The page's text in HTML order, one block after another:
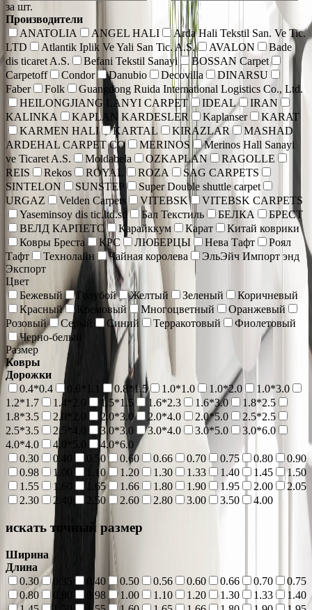
за шт.
Производители
ANATOLIA
ANGEL HALI
Arda Hali Tekstil San. Ve Tic.
LTD
Atlantik Iplik Ve Yali San Tic. A.S. AVALON
Bade
dis ticaret A.S.
Befani Tekstil Sanayi
BOSSAN Carpet
Carpetoff
Condor Danubio Decovilla
DINARSU
Faber
Folk
Guangdong Ruida International Logistics Co., Ltd.
HEILONGJIANG LANYI CARPET
IDEAL
IRAN
KALINKA
KAPLAN KARDESLER Kaplanser
KARAT
KARMEN HALI
KARTAL KIRAZLAR
MASHAD
ARDEHAL CARPET CO
MERINOS
Merinos Hall Sanayi
ve Ticaret A.S.
Moldabela OZKAPLAN
RAGOLLE
REIS
Rekos ROYAL ROZA
SAG CARPETS
SINTELON
SUNSTEP
Super Double shuttle carpet
URGAZ
Velden Carpets VITEBSK
VITEBSK CARPETS
Yaseminsoy dis tic.ltd.sti
Бал Текстиль БЕЛКА
БРЕСТ
ВЕЛД КАРПЕТС
Карайккум Карат
Китай коврики
Ковры Бреста
КРС ЛЮБЕРЦЫ Нева Тафт
Роял
Тафт
Технолайн Чайная королева
ЭльЭйч Импорт энд
Экспорт
Цвет
Бежевый
Голубой Желтый Зеленый
Коричневый
Красный
Кремовый Многоцветный
Оранжевый
Розовый
Серый Синий Терракотовый
Фиолетовый
Черно-белый
Размер
Ковры
Дорожки
0.4*0.4
0.6*1.1 0.8*1.5 1.0*1.0 1.0*2.0
1.0*3.0
1.2*1.7
1.4*2.0 1.5*1.5 1.6*2.3 1.6*3.0
1.8*2.5
1.8*3.5
2.0*2.0 2.0*3.0 2.0*4.0 2.0*5.0
2.5*2.5
2.5*3.5
2.5*4.0 3.0*3.0 3.0*4.0 3.0*5.0
3.0*6.0
4.0*4.0
4.0*5.0
4.0*6.0
0.30
0.40 0.50 0.60 0.66 0.70 0.75 0.80
0.90
0.98
1.00 1.10 1.20 1.30 1.33 1.40 1.45
1.50
1.55
1.60 1.65 1.66 1.80 1.90 1.95 2.00
2.05
2.30
2.40 2.50 2.60 2.80 3.00 3.50 4.00
искать точный размер
Ширина
Длина
0.30
0.35 0.40 0.50 0.56 0.60 0.66 0.70
0.75
0.80
0.98 1.00 1.10 1.20 1.30 1.33
1.40